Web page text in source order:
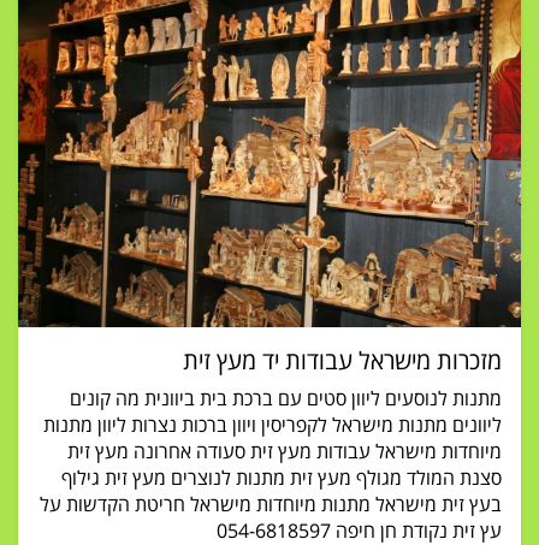
מזכרות מישראל עבודות יד מעץ זית
מתנות לנוסעים ליוון סטים עם ברכת בית ביוונית מה קונים
ליוונים מתנות מישראל לקפריסין ויוון ברכות נצרות ליוון מתנות
מיוחדות מישראל עבודות מעץ זית סעודה אחרונה מעץ זית
סצנת המולד מגולף מעץ זית מתנות לנוצרים מעץ זית גילוף
בעץ זית מישראל מתנות מיוחדות מישראל חריטת הקדשות על
עץ זית נקודת חן חיפה 054-6818597